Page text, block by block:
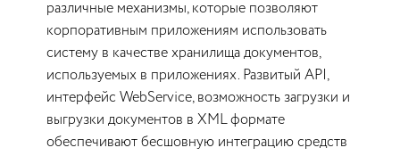
различные механизмы, которые позволяют
корпоративным приложениям использовать
систему в качестве хранилища документов,
используемых в приложениях. Развитый API,
интерфейс WebService, возможность загрузки и
выгрузки документов в XML формате
обеспечивают бесшовную интеграцию средств